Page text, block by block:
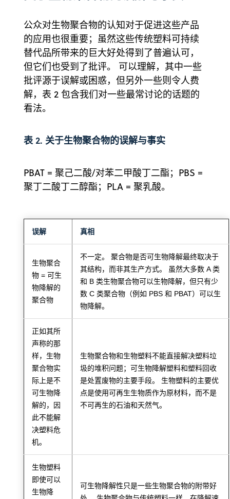
公众对生物聚合物的认知对于促进这些产品
的应用也很重要；虽然这些传统塑料可持续
替代品所带来的巨大好处得到了普遍认可，
但它们也受到了批评。 可以理解，其中一些
批评源于误解或困惑，但另外一些则令人费
解，表 2 包含我们对一些最常讨论的话题的
看法。
表 2. 关于生物聚合物的误解与事实
PBAT = 聚己二酸/对苯二甲酸丁二酯；PBS =
聚丁二酸丁二醇酯；PLA = 聚乳酸。
误解 真相
生物聚合
物 = 可生
物降解的
聚合物
不一定。 聚合物是否可生物降解最终取决于
其结构，而非其生产方式。 虽然大多数 A 类
和 B 类生物聚合物可以生物降解，但只有少
数 C 类聚合物（例如 PBS 和 PBAT）可以生
物降解。
正如其所
声称的那
样，生物
聚合物实
际上是不
可生物降
解的，因
此不能解
决塑料危
机。
生物聚合物和生物塑料不能直接解决塑料垃
圾的堆积问题；可生物降解塑料和塑料回收
是处置废物的主要手段。 生物塑料的主要优
点是使用可再生生物质作为原材料，而不是
不可再生的石油和天然气。
生物塑料
即使可以
生物降
可生物降解性只是一些生物聚合物的附带好